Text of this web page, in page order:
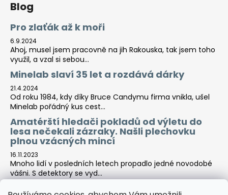
Blog
Pro zlaťák až k moři
6.9.2024
Ahoj, musel jsem pracovně na jih Rakouska, tak jsem toho
využil, a vzal si sebou...
Minelab slaví 35 let a rozdává dárky
21.4.2024
Od roku 1984, kdy díky Bruce Candymu firma vnikla, ušel
Minelab pořádný kus cest...
Amatérští hledači pokladů od výletu do
lesa nečekali zázraky. Našli plechovku
plnou vzácných mincí
16.11.2023
Mnoho lidí v posledních letech propadlo jedné novodobé
vášni. S detektory se vyd...